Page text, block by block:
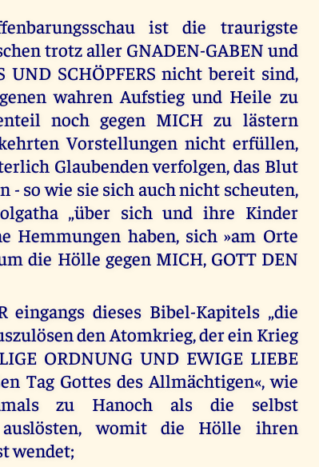
ist die traurigste
trotz aller GNADEN-GABEN und
UND SCHÖPFERS nicht bereit sind,
wahren Aufstieg und Heile zu
noch gegen MICH zu lästern
Vorstellungen nicht erfüllen,
Glaubenden verfolgen, das Blut
- so wie sie sich auch nicht scheuten,
„über sich und ihre Kinder
Hemmungen haben, sich »am Orte
die Hölle gegen MICH, GOTT DEN
eingangs dieses Bibel-Kapitels „die
den Atomkrieg, der ein Krieg
ORDNUNG UND EWIGE LIEBE
Tag Gottes des Allmächtigen«, wie
zu Hanoch als die selbst
auslösten, womit die Hölle ihren
wendet;